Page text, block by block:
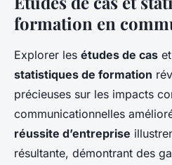
formation en
Explorer les études de cas
statistiques de formation
précieuses sur les impacts
communicationnelles
réussite d’entreprise
résultante, démontrant des